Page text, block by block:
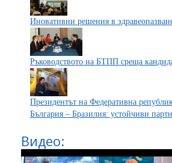
Иновативни решения в
Ръководството на БТПП среща
Президентът на Федеративна
България – Бразилия: устойчиви
Видео: